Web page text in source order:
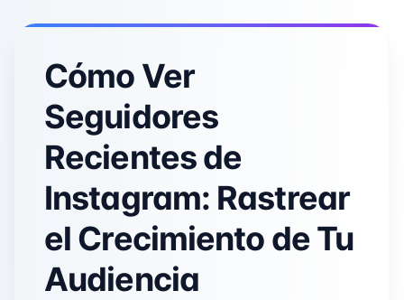
Cómo Ver
Seguidores
Recientes de
Instagram: Rastrear
el Crecimiento de Tu
Audiencia